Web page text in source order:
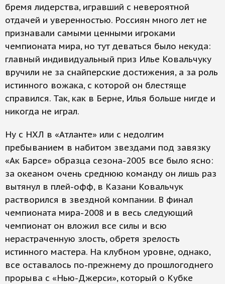
бремя лидерства, игравший с невероятной
отдачей и уверенностью. Россиян много лет не
признавали самыми ценными игроками
чемпионата мира, но тут деваться было некуда:
главный индивидуальный приз Илье Ковальчуку
вручили не за снайперские достижения, а за роль
истинного вожака, с которой он блестяще
справился. Так, как в Берне, Илья больше нигде и
никогда не играл.
Ну с НХЛ в «Атланте» или с недолгим
пребыванием в набитом звездами под завязку
«Ак Барсе» образца сезона-2005 все было ясно:
за океаном очень среднюю команду он лишь раз
вытянул в плей-офф, в Казани Ковальчук
растворился в звездной компании. В финал
чемпионата мира-2008 и в весь следующий
чемпионат он вложил все силы и всю
нерастраченную злость, обретя зрелость
истинного мастера. На клубном уровне, однако,
все оставалось по-прежнему до прошлогоднего
прорыва с «Нью-Джерси», который о Кубке